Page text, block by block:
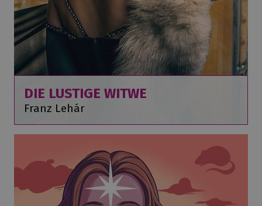
DIE LUSTIGE WITWE
Franz Lehár